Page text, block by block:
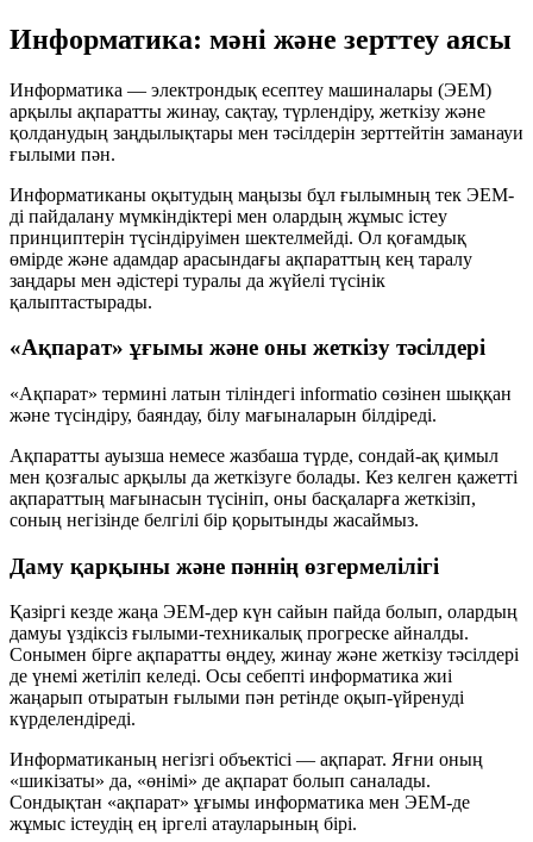
Информатика: мәні және зерттеу аясы
Информатика — электрондық есептеу машиналары (ЭЕМ)
арқылы ақпаратты жинау, сақтау, түрлендіру, жеткізу және
қолданудың заңдылықтары мен тәсілдерін зерттейтін заманауи
ғылыми пән.
Информатиканы оқытудың маңызы бұл ғылымның тек ЭЕМ-
ді пайдалану мүмкіндіктері мен олардың жұмыс істеу
принциптерін түсіндіруімен шектелмейді. Ол қоғамдық
өмірде және адамдар арасындағы ақпараттың кең таралу
заңдары мен әдістері туралы да жүйелі түсінік
қалыптастырады.
«Ақпарат» ұғымы және оны жеткізу тәсілдері
«Ақпарат» термині латын тіліндегі informatio сөзінен шыққан
және түсіндіру, баяндау, білу мағыналарын білдіреді.
Ақпаратты ауызша немесе жазбаша түрде, сондай-ақ қимыл
мен қозғалыс арқылы да жеткізуге болады. Кез келген қажетті
ақпараттың мағынасын түсініп, оны басқаларға жеткізіп,
соның негізінде белгілі бір қорытынды жасаймыз.
Даму қарқыны және пәннің өзгермелілігі
Қазіргі кезде жаңа ЭЕМ-дер күн сайын пайда болып, олардың
дамуы үздіксіз ғылыми-техникалық прогреске айналды.
Сонымен бірге ақпаратты өңдеу, жинау және жеткізу тәсілдері
де үнемі жетіліп келеді. Осы себепті информатика жиі
жаңарып отыратын ғылыми пән ретінде оқып-үйренуді
күрделендіреді.
Информатиканың негізгі объектісі — ақпарат. Яғни оның
«шикізаты» да, «өнімі» де ақпарат болып саналады.
Сондықтан «ақпарат» ұғымы информатика мен ЭЕМ-де
жұмыс істеудің ең іргелі атауларының бірі.